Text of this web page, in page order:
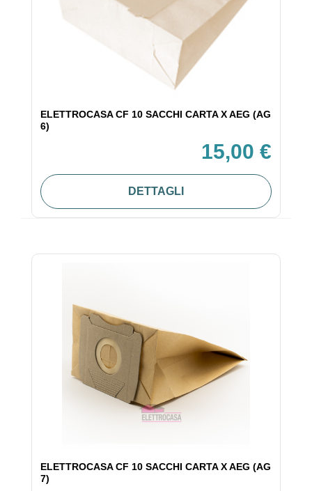
ELETTROCASA CF 10 SACCHI CARTA X AEG (AG
6)
15,00 €
DETTAGLI
ELETTROCASA CF 10 SACCHI CARTA X AEG (AG
7)